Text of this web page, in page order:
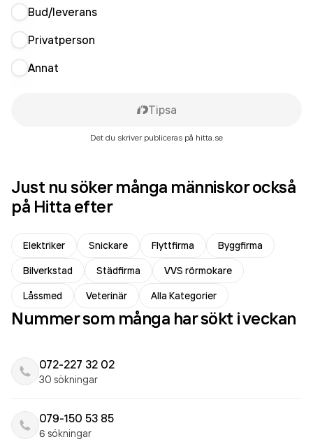
Bud/leverans
Privatperson
Annat
Tipsa
Det du skriver publiceras på hitta.se
Just nu söker många människor också
på Hitta efter
Elektriker Snickare Flyttfirma
Byggfirma
Bilverkstad
Städfirma
VVS rörmokare
Låssmed
Veterinär Alla Kategorier
Nummer som många har sökt i veckan
072-227 32 02
30 sökningar
079-150 53 85
6 sökningar